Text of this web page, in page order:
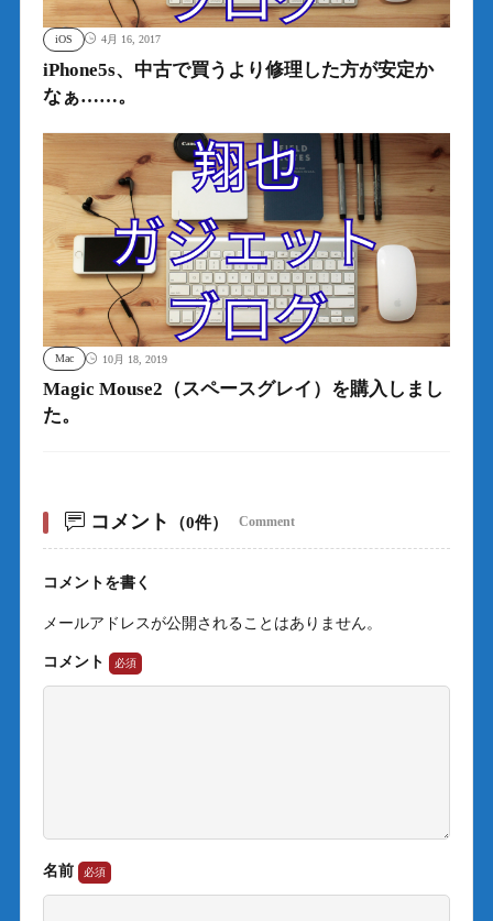
iOS 4月 16, 2017
iPhone5s、中古で買うより修理した方が安定か
なぁ……。
Mac 10月 18, 2019
Magic Mouse2（スペースグレイ）を購入しまし
た。
コメント （0件） Comment
コメントを書く
メールアドレスが公開されることはありません。
コメント
名前